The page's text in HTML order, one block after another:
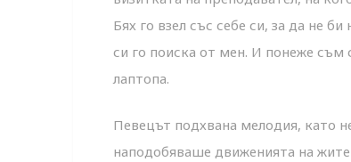
Бях го взел със себе си, за да не
си го поиска от мен. И понеже
лаптопа.
Певецът подхвана мелодия, като
наподобяваше движенията на